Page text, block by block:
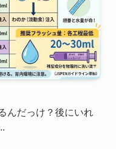
んだっけ？後にいれ